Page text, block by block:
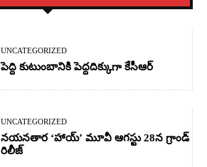
UNCATEGORIZED
పెద్ది కుటుంబానికి పెద్దదిక్కుగా కేసీఆర్
UNCATEGORIZED
నయనతార ‘హాయ్’ మూవీ ఆగస్టు 28న గ్రాండ్
రిలీజ్